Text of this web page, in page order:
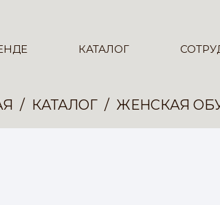
КАТАЛОГ
КАТАЛОГ ЖЕНСКАЯ